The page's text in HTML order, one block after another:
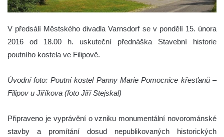
V předsálí Městského divadla Varnsdorf se v pondělí 15. února
2016 od 18.00 h. uskuteční přednáška Stavební historie
poutního kostela ve Filipově.
Úvodní foto: Poutní kostel Panny Marie Pomocnice křesťanů –
Filipov u Jiříkova (foto Jiří Stejskal)
Připraveno je vyprávění o vzniku monumentální novorománské
stavby a promítání dosud nepublikovaných historických